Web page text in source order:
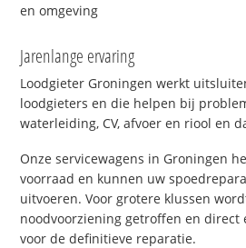
en omgeving
Jarenlange ervaring
Loodgieter Groningen werkt
loodgieters en die helpen bij
waterleiding, CV, afvoer en riool en
Onze servicewagens in Groningen
voorraad en kunnen uw
uitvoeren. Voor grotere klussen
noodvoorziening getroffen en direct
voor de definitieve reparatie.